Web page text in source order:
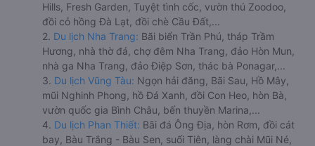
Hills, Fresh Garden, Tuyệt tình cốc, vườn thú Zoodoo,
đồi cỏ hồng Đà Lạt, đồi chè Cầu Đất,...
2. Du lịch Nha Trang: Bãi biển Trần Phú, tháp Trầm
Hương, nhà thờ đá, chợ đêm Nha Trang, đảo Hòn Mun,
nhà ga Nha Trang, đảo Điệp Sơn, thác bà Ponagar,...
3. Du lịch Vũng Tàu: Ngọn hải đăng, Bãi Sau, Hồ Mây,
mũi Nghinh Phong, hồ Đá Xanh, đồi Con Heo, hòn Bà,
vườn quốc gia Bình Châu, bến thuyền Marina,...
4. Du lịch Phan Thiết: Bãi đá Ông Địa, hòn Rơm, đồi cát
bay, Bàu Trắng - Bàu Sen, suối Tiên, làng chài Mũi Né,